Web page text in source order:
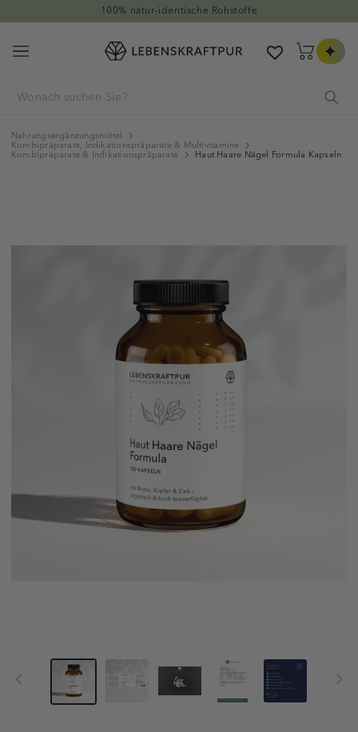
Hervorragend auf Trustpilot
Warenkorb
Nahrungsergänzungsmittel
Kombipräparate, Indikationspräparate & Multivitamine
Kombipräparate & Indikationspräparate Haut Haare Nägel Formula Kapseln